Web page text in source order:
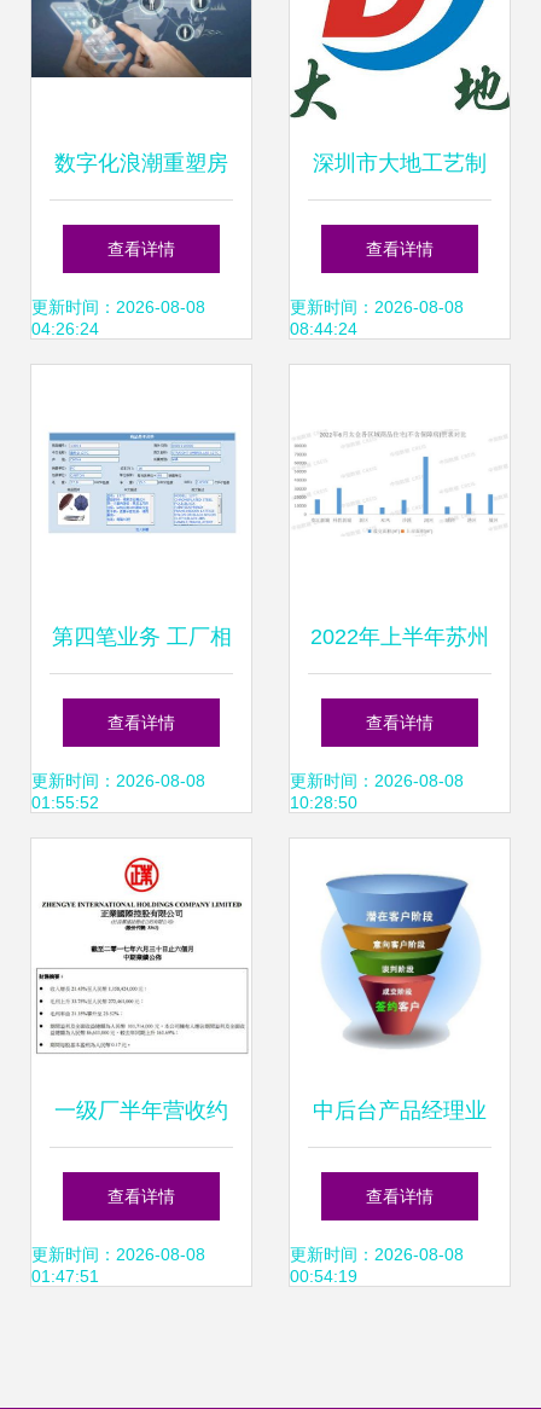
数字化浪潮重塑房
地产格局 线上营销
赋能销售业务的新
查看详情
更新时间：2026-08-08
04:26:24
深圳市大地工艺制
品厂业务拓展之道
从产品制造到市场
查看详情
更新时间：2026-08-08
08:44:24
第四笔业务 工厂相
关资料与销售业务
解析
查看详情
更新时间：2026-08-08
01:55:52
2022年上半年苏州
房地产企业销售业
绩TOP10解析
查看详情
更新时间：2026-08-08
10:28:50
一级厂半年营收约
12亿，瓦楞纸产品
成业绩支柱
查看详情
更新时间：2026-08-08
01:47:51
中后台产品经理业
务调研指南 聚焦销
售业务
查看详情
更新时间：2026-08-08
00:54:19